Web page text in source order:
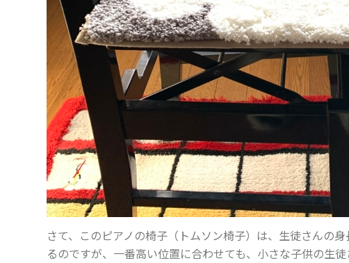
さて、このピアノの椅子（トムソン椅子）は、生徒さんの
るのですが、一番高い位置に合わせても、小さな子供の生